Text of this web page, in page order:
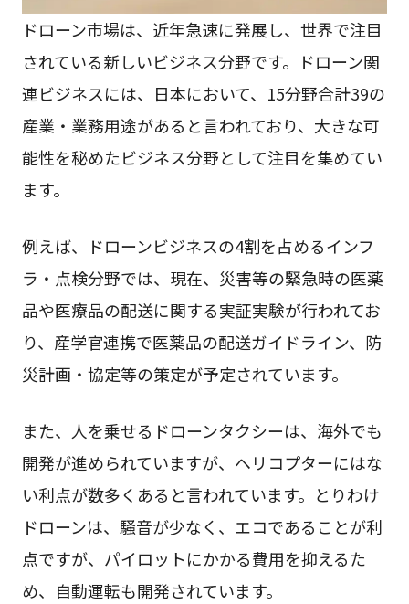
ドローン市場は、近年急速に発展し、世界で注目
されている新しいビジネス分野です。ドローン関
連ビジネスには、日本において、15分野合計39の
産業・業務用途があると言われており、大きな可
能性を秘めたビジネス分野として注目を集めてい
ます。
例えば、ドローンビジネスの4割を占めるインフ
ラ・点検分野では、現在、災害等の緊急時の医薬
品や医療品の配送に関する実証実験が行われてお
り、産学官連携で医薬品の配送ガイドライン、防
災計画・協定等の策定が予定されています。
また、人を乗せるドローンタクシーは、海外でも
開発が進められていますが、ヘリコプターにはな
い利点が数多くあると言われています。とりわけ
ドローンは、騒音が少なく、エコであることが利
点ですが、パイロットにかかる費用を抑えるた
め、自動運転も開発されています。